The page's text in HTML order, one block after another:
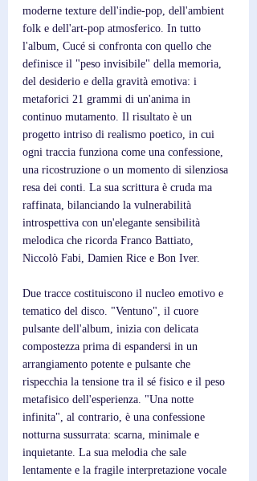
moderne texture dell'indie-pop, dell'ambient
folk e dell'art-pop atmosferico. In tutto
l'album, Cucé si confronta con quello che
definisce il "peso invisibile" della memoria,
del desiderio e della gravità emotiva: i
metaforici 21 grammi di un'anima in
continuo mutamento. Il risultato è un
progetto intriso di realismo poetico, in cui
ogni traccia funziona come una confessione,
una ricostruzione o un momento di silenziosa
resa dei conti. La sua scrittura è cruda ma
raffinata, bilanciando la vulnerabilità
introspettiva con un'elegante sensibilità
melodica che ricorda Franco Battiato,
Niccolò Fabi, Damien Rice e Bon Iver.
Due tracce costituiscono il nucleo emotivo e
tematico del disco. "Ventuno", il cuore
pulsante dell'album, inizia con delicata
compostezza prima di espandersi in un
arrangiamento potente e pulsante che
rispecchia la tensione tra il sé fisico e il peso
metafisico dell'esperienza. "Una notte
infinita", al contrario, è una confessione
notturna sussurrata: scarna, minimale e
inquietante. La sua melodia che sale
lentamente e la fragile interpretazione vocale